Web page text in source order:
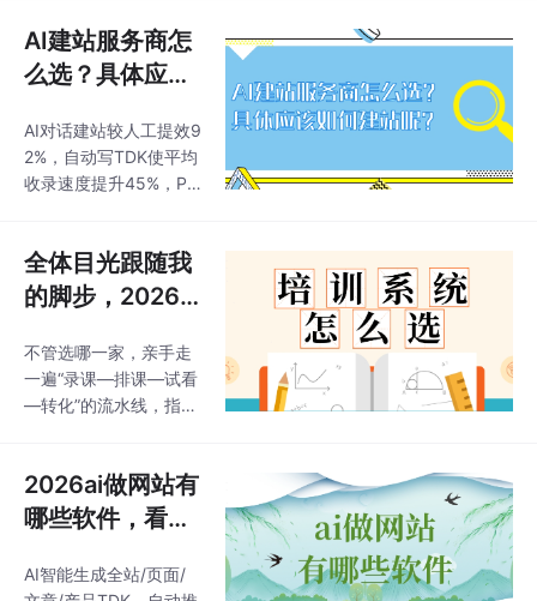
30分钟出基础展示页，
内置预约、拼团、推三
返一、多门店管理，基
建站把四端同源、双云
盾
式引擎优化）内容布局
正是2026年新晋的“收
录生死线”。：AI对话建
站自动生成LLMs.txt文
件，自动添加Schema
结构化数据（产品/课
程/文章），AI写TDK时
轻量化零代码建站与小
程序工具，4000+模板
+PPT式拖拽，30分钟
约、拼团、推三返一、
轻
AI建站服务商怎
么选？具体应该
AI对话建站较人工提效9
2%，自动写TDK使平均
收录速度提升45%，P
步，内置50语翻译、全
球CDN、SSL赠送，首
购设TDK后百度60天/
谷歌90天不收录退款，
含商城预约分销且0交
易抽佣。4000+套模板
+PPT式拖拽，零代码3
内置预约、拼团、推三
返一、多门店管理，基
础版百元级起步。想通
会错。走“一次性买断+1
全体目光跟随我
的脚步，2026
才是对的！
不管选哪一家，亲手走
一遍“录课—排课—试看
—转化”的流水线，指尖
3万+题库、人脸监考、
智能排课、考勤预约，1
8种裂变组件（拼团/分
销/积分商城），支付零
故障，多校区权限树。
2026ai做网站有
哪些软件，看看
AI智能生成全站/页面/